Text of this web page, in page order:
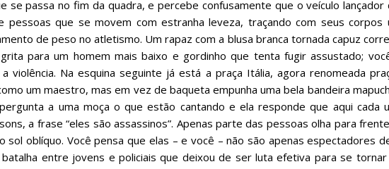
se passa no fim da quadra, e percebe confusamente que o veículo lançador
pessoas que se movem com estranha leveza, traçando com seus
de peso no atletismo. Um rapaz com a blusa branca tornada capuz
para um homem mais baixo e gordinho que tenta fugir assustado;
violência. Na esquina seguinte já está a praça Itália, agora renomeada
um maestro, mas em vez de baqueta empunha uma bela bandeira
a uma moça o que estão cantando e ela responde que aqui cada
a frase “eles são assassinos”. Apenas parte das pessoas olha para
oblíquo. Você pensa que elas – e você – não são apenas espectadores
entre jovens e policiais que deixou de ser luta efetiva para se